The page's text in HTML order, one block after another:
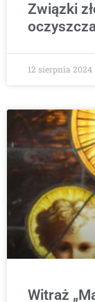
Związki
12 sierpnia 2024
Witraż